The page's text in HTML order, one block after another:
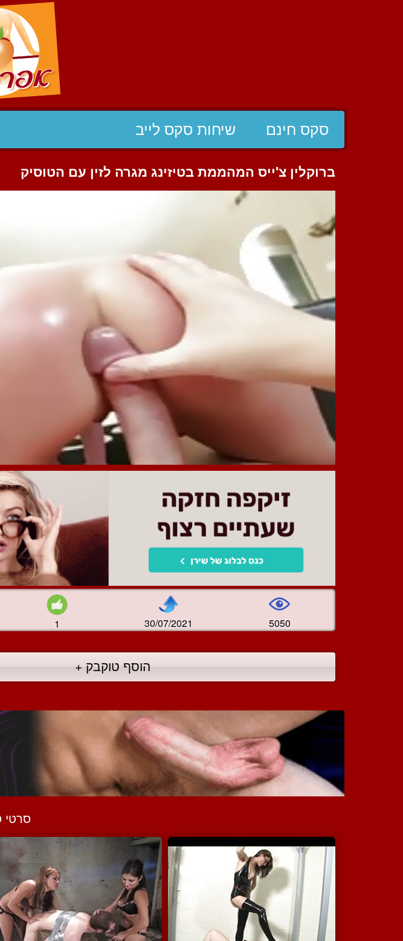
סקס חינם שיחות סקס לייב
ברוקלין צ'ייס המהממת בטיזינג מגרה לזין עם הטוסיק
1 30/07/2021 5050
הוסף טוקבק +
סרטי